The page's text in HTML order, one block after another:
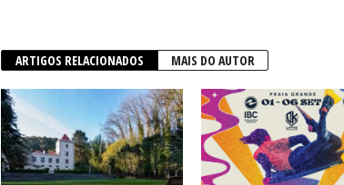
ARTIGOS RELACIONADOS MAIS DO AUTOR